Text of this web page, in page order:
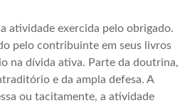
atividade exercida pelo obrigado.
pelo contribuinte em seus livros
na dívida ativa. Parte da doutrina,
e da ampla defesa. A
ou tacitamente, a atividade